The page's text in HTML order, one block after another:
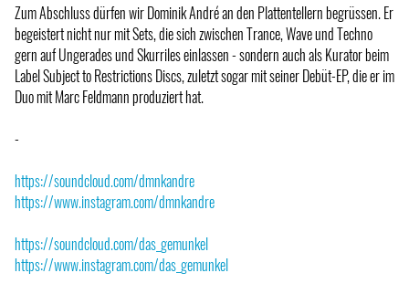
Zum Abschluss dürfen wir Dominik André an den Plattentellern begrüssen. Er
begeistert nicht nur mit Sets, die sich zwischen Trance, Wave und Techno
gern auf Ungerades und Skurriles einlassen - sondern auch als Kurator beim
Label Subject to Restrictions Discs, zuletzt sogar mit seiner Debüt-EP, die er im
Duo mit Marc Feldmann produziert hat.
-
https://soundcloud.com/dmnkandre
https://www.instagram.com/dmnkandre
https://soundcloud.com/das_gemunkel
https://www.instagram.com/das_gemunkel